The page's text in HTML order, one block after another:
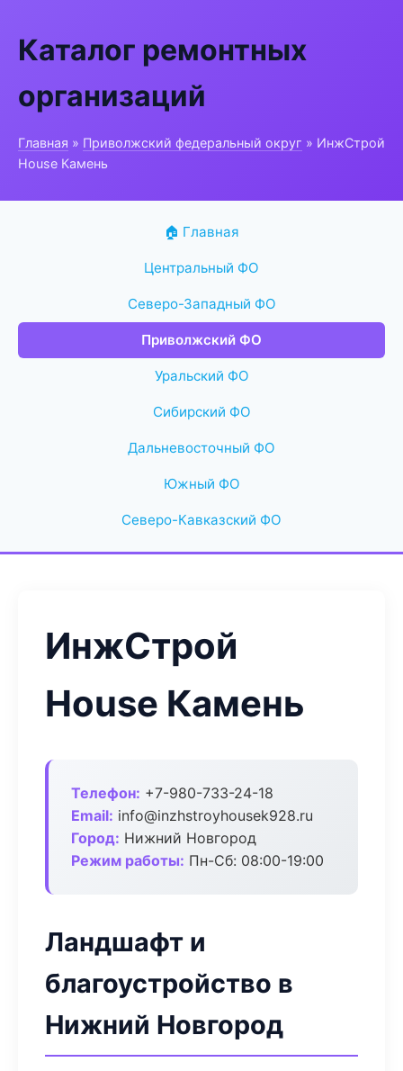
Каталог ремонтных
организаций
Главная » Приволжский федеральный округ » ИнжСтрой
House Камень
🏠 Главная
Центральный ФО
Северо-Западный ФО
Приволжский ФО
Уральский ФО
Сибирский ФО
Дальневосточный ФО
Южный ФО
Северо-Кавказский ФО
ИнжСтрой
House Камень
Телефон: +7-980-733-24-18
Email: info@inzhstroyhousek928.ru
Город: Нижний Новгород
Режим работы: Пн-Сб: 08:00-19:00
Ландшафт и
благоустройство в
Нижний Новгород